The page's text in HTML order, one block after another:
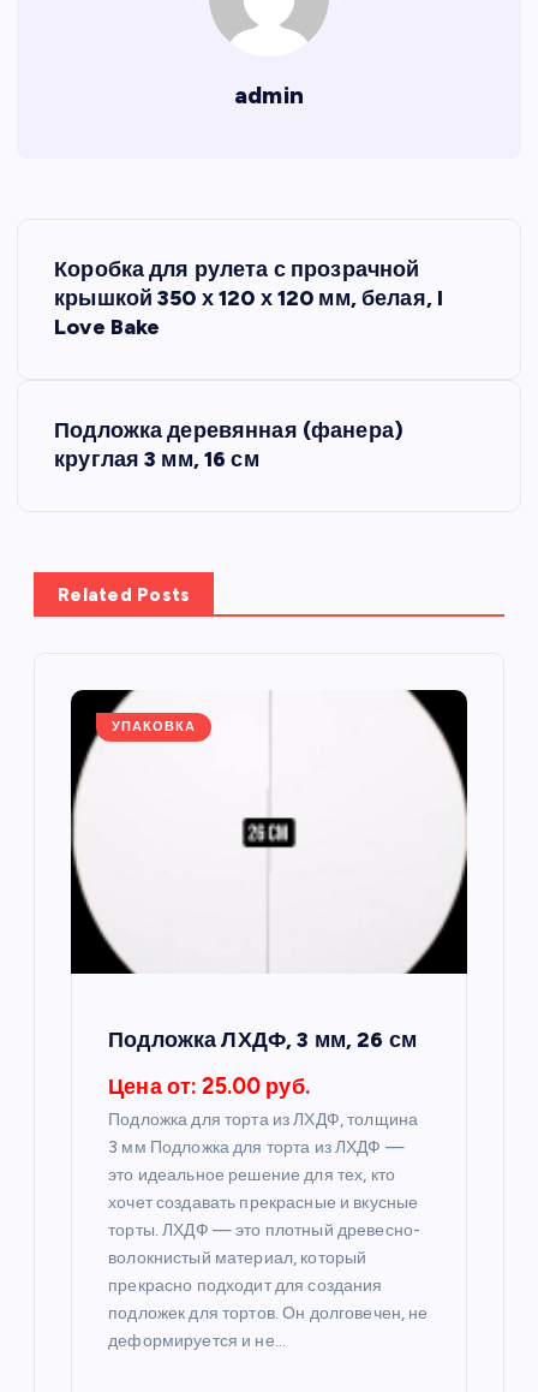
admin
Коробка для рулета с прозрачной
крышкой 350 х 120 х 120 мм, белая, I
Love Bake
Подложка деревянная (фанера)
круглая 3 мм, 16 см
Related Posts
УПАКОВКА
Подложка ЛХДФ, 3 мм, 26 см
Цена от: 25.00 руб.
Подложка для торта из ЛХДФ, толщина
3 мм Подложка для торта из ЛХДФ —
это идеальное решение для тех, кто
хочет создавать прекрасные и вкусные
торты. ЛХДФ — это плотный древесно-
волокнистый материал, который
прекрасно подходит для создания
подложек для тортов. Он долговечен, не
деформируется и не…